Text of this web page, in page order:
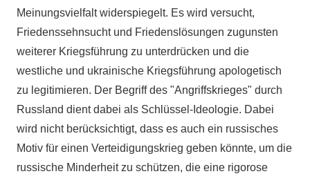
Meinungsvielfalt widerspiegelt. Es wird versucht,
Friedenssehnsucht und Friedenslösungen zugunsten
weiterer Kriegsführung zu unterdrücken und die
westliche und ukrainische Kriegsführung apologetisch
zu legitimieren. Der Begriff des "Angriffskrieges" durch
Russland dient dabei als Schlüssel-Ideologie. Dabei
wird nicht berücksichtigt, dass es auch ein russisches
Motiv für einen Verteidigungskrieg geben könnte, um die
russische Minderheit zu schützen, die eine rigorose